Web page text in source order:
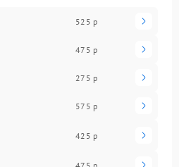
525 р
475 р
275 р
575 р
425 р
475 р